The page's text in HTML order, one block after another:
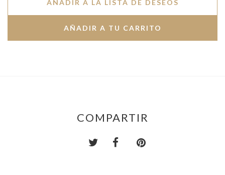
AÑADIR A LA LISTA DE DESEOS
COMPARTIR